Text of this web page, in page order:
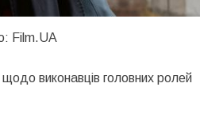
Film.UA
виконавців головних ролей